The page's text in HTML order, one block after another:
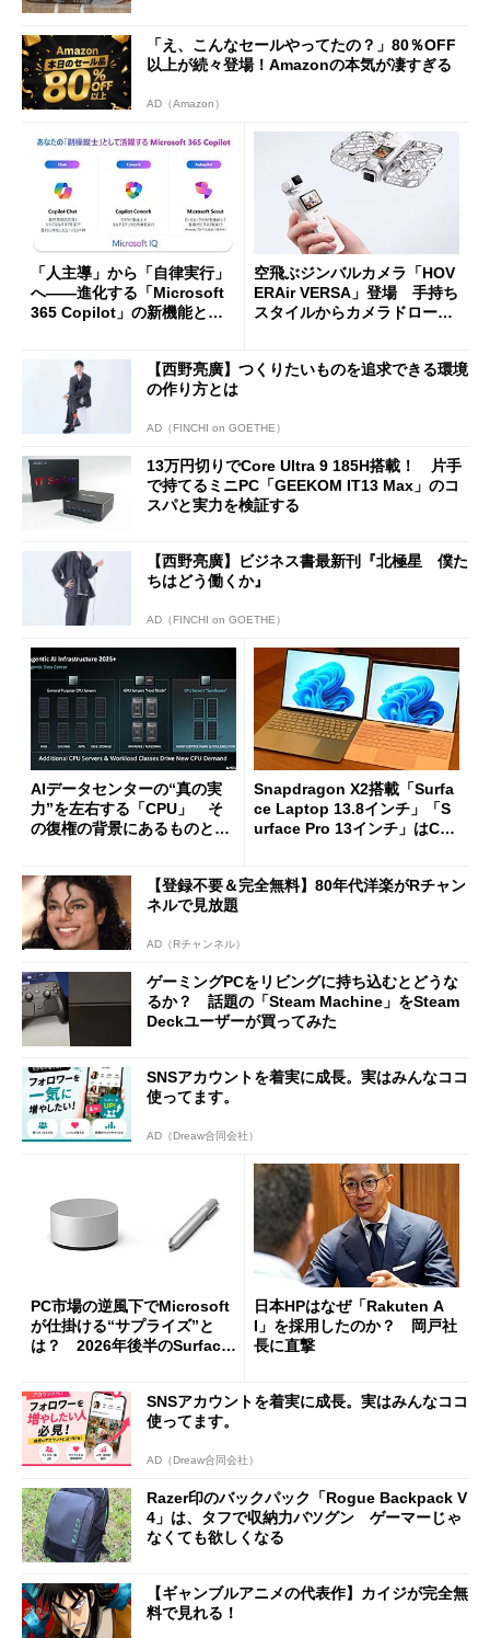
「え、こんなセールやってたの？」80％OFF
以上が続々登場！Amazonの本気が凄すぎる
AD（Amazon）
「人主導」から「自律実行」
へ――進化する「Microsoft
365 Copilot」の新機能とエ
空飛ぶジンバルカメラ「HOV
ERAir VERSA」登場 手持ち
スタイルからカメラドローン
【西野亮廣】つくりたいものを追求できる環境
の作り方とは
AD（FINCHI on GOETHE）
13万円切りでCore Ultra 9 185H搭載！ 片手
で持てるミニPC「GEEKOM IT13 Max」のコ
スパと実力を検証する
【西野亮廣】ビジネス書最新刊『北極星 僕た
ちはどう働くか』
AD（FINCHI on GOETHE）
AIデータセンターの“真の実
力”を左右する「CPU」 そ
の復権の背景にあるものと
Snapdragon X2搭載「Surfa
ce Laptop 13.8インチ」「S
urface Pro 13インチ」はCop
た
【登録不要＆完全無料】80年代洋楽がRチャン
ネルで見放題
AD（Rチャンネル）
ゲーミングPCをリビングに持ち込むとどうな
るか？ 話題の「Steam Machine」をSteam
Deckユーザーが買ってみた
SNSアカウントを着実に成長。実はみんなココ
使ってます。
AD（Dreaw合同会社）
PC市場の逆風下でMicrosoft
が仕掛ける“サプライズ”と
は？ 2026年後半のSurface
日本HPはなぜ「Rakuten A
I」を採用したのか？ 岡戸社
長に直撃
SNSアカウントを着実に成長。実はみんなココ
使ってます。
AD（Dreaw合同会社）
Razer印のバックパック「Rogue Backpack V
4」は、タフで収納力バツグン ゲーマーじゃ
なくても欲しくなる
【ギャンブルアニメの代表作】カイジが完全無
料で見れる！